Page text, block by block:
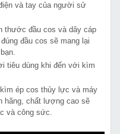
và tay của người sử
thước đầu cos và dây cáp
đầu cos sẽ mang lại
tiêu dùng khi đến với kìm
ép cos thủy lực và máy
hãng, chất lượng cao sẽ
và công sức.